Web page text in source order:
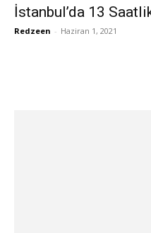
İstanbul’da 13
Redzeen - Haziran 1, 2021